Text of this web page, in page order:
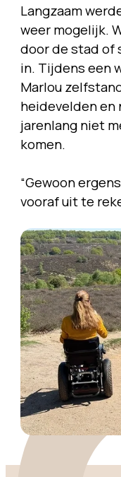
Langzaam
weer mogelijk.
door de stad of
in. Tijdens een
Marlou
heidevelden en
jarenlang niet
komen.
“Gewoon
vooraf uit te